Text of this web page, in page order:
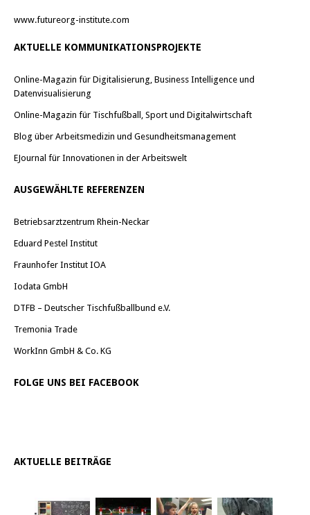
www.futureorg-institute.com
AKTUELLE KOMMUNIKATIONSPROJEKTE
Online-Magazin für Digitalisierung, Business Intelligence und
Datenvisualisierung
Online-Magazin für Tischfußball, Sport und Digitalwirtschaft
Blog über Arbeitsmedizin und Gesundheitsmanagement
EJournal für Innovationen in der Arbeitswelt
AUSGEWÄHLTE REFERENZEN
Betriebsarztzentrum Rhein-Neckar
Eduard Pestel Institut
Fraunhofer Institut IOA
Iodata GmbH
DTFB – Deutscher Tischfußballbund e.V.
Tremonia Trade
WorkInn GmbH & Co. KG
FOLGE UNS BEI FACEBOOK
AKTUELLE BEITRÄGE